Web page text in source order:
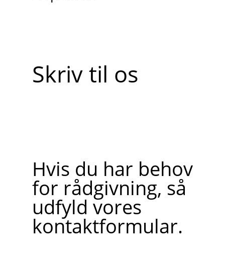
Skriv til os
Hvis du har behov
for rådgivning, så
udfyld vores
kontaktformular.